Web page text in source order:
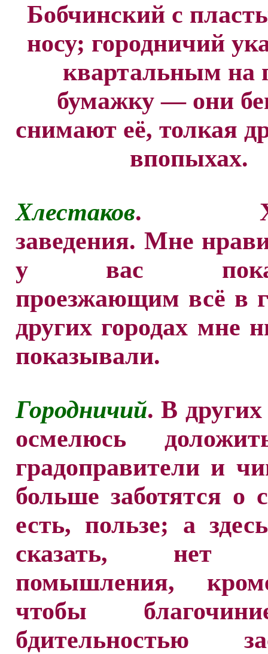
Бобчинский с
носу; городничий
квартальным на
бумажку — они
снимают её, толкая
впопыхах.
Хлестаков.
заведения. Мне
у вас
проезжающим всё в
других городах мне
показывали.
Городничий. В других
осмелюсь
градоправители и
больше заботятся о
есть, пользе; а
сказать, нет
помышления,
чтобы
бдительностью